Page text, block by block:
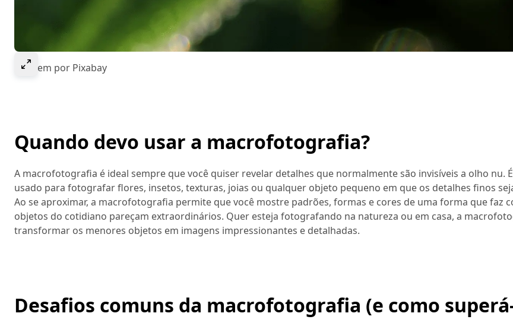
Select to expand image
Imagem por Pixabay
Quando devo usar a macrofotografia?
A macrofotografia é ideal sempre que você quiser revelar detalhes que normalmente são invisíveis a olho nu.
usado para fotografar flores, insetos, texturas, joias ou qualquer objeto pequeno em que os detalhes finos
Ao se aproximar, a macrofotografia permite que você mostre padrões, formas e cores de uma forma que faz
objetos do cotidiano pareçam extraordinários. Quer esteja fotografando na natureza ou em casa, a
transformar os menores objetos em imagens impressionantes e detalhadas.
Desafios comuns da macrofotografia (e como